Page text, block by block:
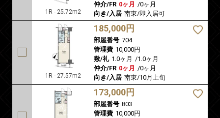
1R - 25.72m2
仲介/FR 0ヶ月 /0ヶ月
向き/入居 南東/即入居可
1R - 27.57m2
185,000円
部屋番号 704
管理費 10,000円
敷/礼 1.0ヶ月 /1.0ヶ月
仲介/FR 0ヶ月 /0ヶ月
向き/入居 南東/10月上旬
173,000円
部屋番号 803
管理費 10,000円